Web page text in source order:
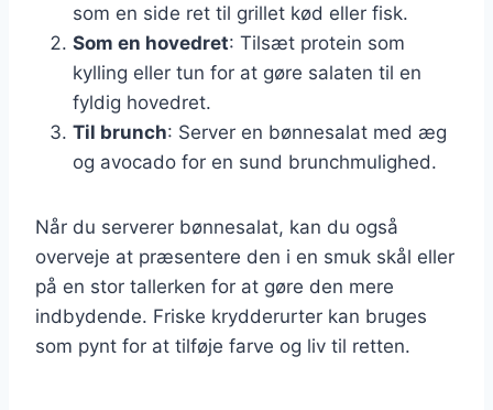
som en side ret til grillet kød eller fisk.
Som en hovedret: Tilsæt protein som
kylling eller tun for at gøre salaten til en
fyldig hovedret.
Til brunch: Server en bønnesalat med æg
og avocado for en sund brunchmulighed.
Når du serverer bønnesalat, kan du også
overveje at præsentere den i en smuk skål eller
på en stor tallerken for at gøre den mere
indbydende. Friske krydderurter kan bruges
som pynt for at tilføje farve og liv til retten.